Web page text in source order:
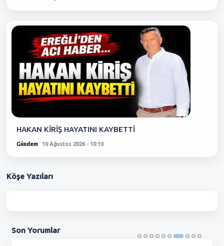
HAKAN KİRİŞ HAYATINI KAYBETTİ
Gündem 10 Ağustos 2026 - 10:10
Köşe Yazıları
Son Yorumlar